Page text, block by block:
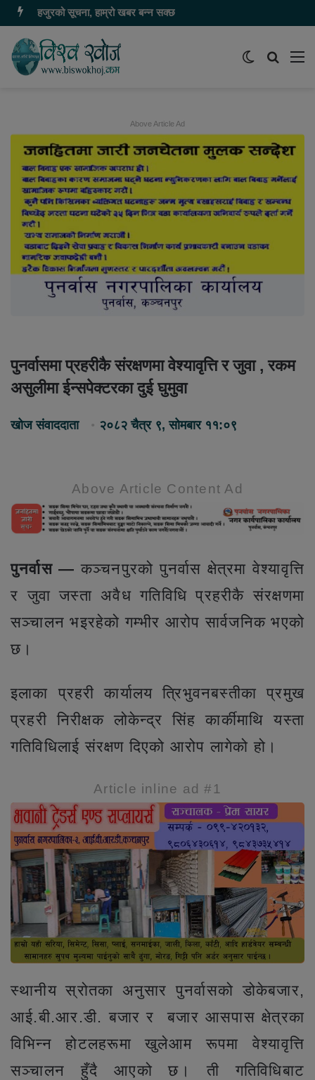
हजुरको सूचना, हाम्रो खबर बन्न सक्छ
समाचार
Switch
Above Article Ad
पुनर्वासमा प्रहरीकै संरक्षणमा वेश्यावृत्ति र जुवा , रकम
असुलीमा ईन्सपेक्टरका दुई घुमुवा
खोज संवाददाता २०८२ चैत्र ९, सोमबार ११:०९
Above Article Content Ad
पुनर्वास — कञ्चनपुरको पुनर्वास क्षेत्रमा वेश्यावृत्ति
र जुवा जस्ता अवैध गतिविधि प्रहरीकै संरक्षणमा
सञ्चालन भइरहेको गम्भीर आरोप सार्वजनिक भएको
छ।
इलाका प्रहरी कार्यालय त्रिभुवनबस्तीका प्रमुख
प्रहरी निरीक्षक लोकेन्द्र सिंह कार्कीमाथि यस्ता
गतिविधिलाई संरक्षण दिएको आरोप लागेको हो।
Article inline ad #1
स्थानीय स्रोतका अनुसार पुनर्वासको डोकेबजार,
आई.बी.आर.डी. बजार र बजार आसपास क्षेत्रका
विभिन्न होटलहरूमा खुलेआम रूपमा वेश्यावृत्ति
सञ्चालन हुँदै आएको छ। ती गतिविधिबाट